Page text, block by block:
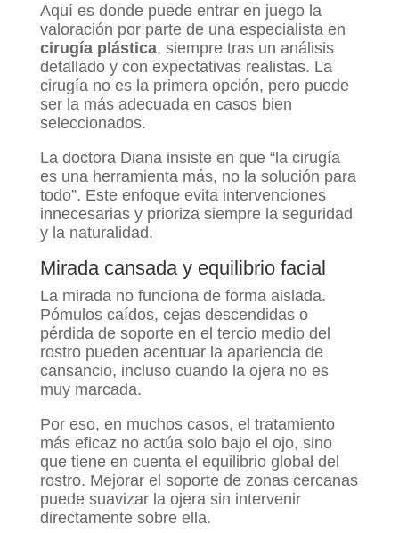
Aquí es donde puede entrar en juego la
valoración por parte de una especialista en
cirugía plástica, siempre tras un análisis
detallado y con expectativas realistas. La
cirugía no es la primera opción, pero puede
ser la más adecuada en casos bien
seleccionados.
La doctora Diana insiste en que “la cirugía
es una herramienta más, no la solución para
todo”. Este enfoque evita intervenciones
innecesarias y prioriza siempre la seguridad
y la naturalidad.
Mirada cansada y equilibrio facial
La mirada no funciona de forma aislada.
Pómulos caídos, cejas descendidas o
pérdida de soporte en el tercio medio del
rostro pueden acentuar la apariencia de
cansancio, incluso cuando la ojera no es
muy marcada.
Por eso, en muchos casos, el tratamiento
más eficaz no actúa solo bajo el ojo, sino
que tiene en cuenta el equilibrio global del
rostro. Mejorar el soporte de zonas cercanas
puede suavizar la ojera sin intervenir
directamente sobre ella.